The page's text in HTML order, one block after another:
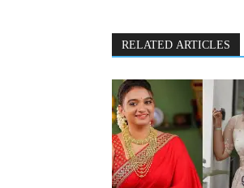
RELATED ARTICLES